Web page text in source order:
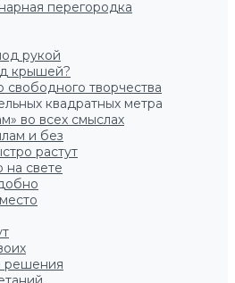
перегородка
рукой
крышей?
свободного творчества
квадратных метра
во всех смыслах
и без
растут
на свете
решения